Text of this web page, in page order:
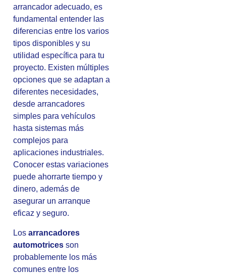
arrancador adecuado, es
fundamental entender las
diferencias entre los varios
tipos disponibles y su
utilidad específica para tu
proyecto. Existen múltiples
opciones que se adaptan a
diferentes necesidades,
desde arrancadores
simples para vehículos
hasta sistemas más
complejos para
aplicaciones industriales.
Conocer estas variaciones
puede ahorrarte tiempo y
dinero, además de
asegurar un arranque
eficaz y seguro.
Los arrancadores
automotrices son
probablemente los más
comunes entre los